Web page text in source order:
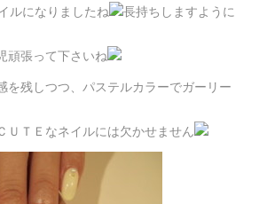
ルになりましたね 長持ちしますように
頑張って下さいね
を残しつつ、パステルカラーでガーリー
ＵＴＥなネイルには欠かせません